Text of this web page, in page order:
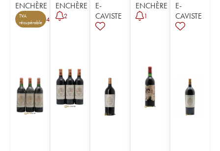
ENCHÈRE
TVA
récupérable
4
ENCHÈRE
2
E-
CAVISTE
ENCHÈRE
1
E-
CAVISTE